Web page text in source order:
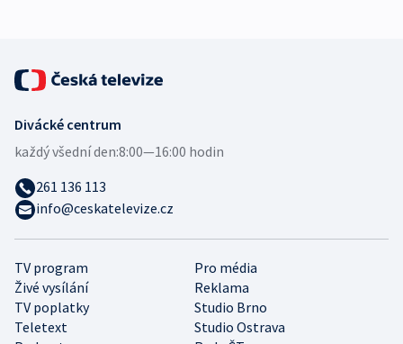
TV program
Pro média
Živé vysílání
Reklama
TV poplatky
Studio Brno
Teletext
Studio Ostrava
Divácké centrum
každý všední den:8:00—16:00 hodin
261 136 113
info@ceskatelevize.cz